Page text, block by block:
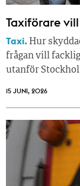
Taxiförare
Taxi. Hur
frågan vill
utanför
15 JUNI, 2026